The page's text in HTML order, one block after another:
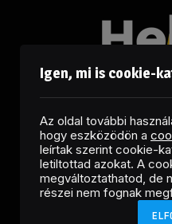
Facebook
Igen, mi is cookie-
Az oldal további
hogy eszközödön a
leírtak szerint cookie-
letiltottad azokat. A
megváltoztathatod, de
részei nem fognak